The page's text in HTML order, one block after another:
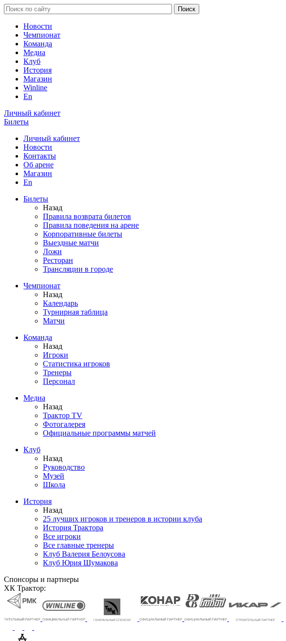
Новости
Чемпионат
Команда
Медиа
Клуб
История
Магазин
Winline
En
Личный кабинет
Билеты
Личный кабинет
Новости
Контакты
Об арене
Магазин
En
Билеты
Назад
Правила возврата билетов
Правила поведения на арене
Корпоративные билеты
Выездные матчи
Ложи
Ресторан
Трансляции в городе
Чемпионат
Назад
Календарь
Турнирная таблица
Матчи
Команда
Назад
Игроки
Статистика игроков
Тренеры
Персонал
Медиа
Назад
Трактор TV
Фотогалерея
Официальные программы матчей
Клуб
Назад
Руководство
Музей
Школа
История
Назад
25 лучших игроков и тренеров в истории клуба
История Трактора
Все игроки
Все главные тренеры
Клуб Валерия Белоусова
Клуб Юрия Шумакова
Спонсоры и партнеры
ХК Трактор: